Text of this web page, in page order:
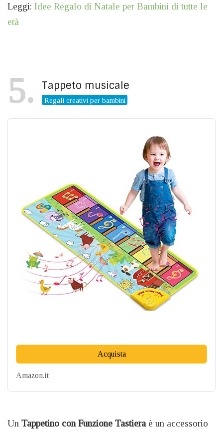
Leggi: Idee Regalo di Natale per Bambini di tutte le
età
5 Tappeto musicale
Regali creativi per bambini
Acquista
Amazon.it
Un Tappetino con Funzione Tastiera è un accessorio